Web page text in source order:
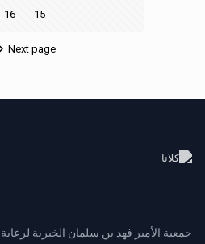
15
16
Next page
جمعية الأمير فهد بن سلمان الخيرية